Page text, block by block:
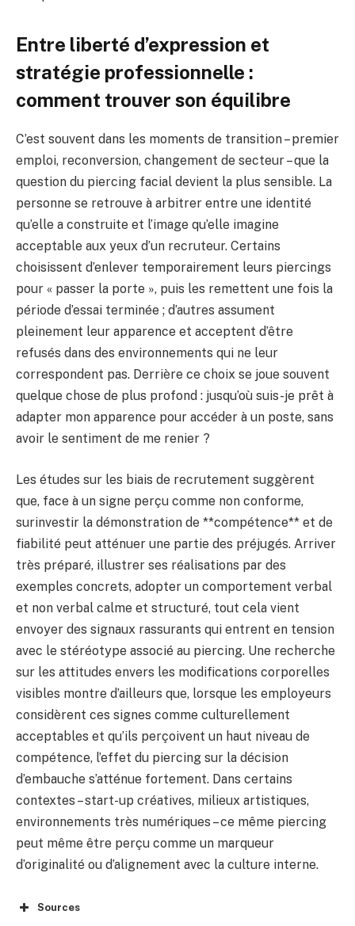
Entre liberté d’expression et
stratégie professionnelle :
comment trouver son équilibre
C’est souvent dans les moments de transition – premier
emploi, reconversion, changement de secteur – que la
question du piercing facial devient la plus sensible. La
personne se retrouve à arbitrer entre une identité
qu’elle a construite et l’image qu’elle imagine
acceptable aux yeux d’un recruteur. Certains
choisissent d’enlever temporairement leurs piercings
pour « passer la porte », puis les remettent une fois la
période d’essai terminée ; d’autres assument
pleinement leur apparence et acceptent d’être
refusés dans des environnements qui ne leur
correspondent pas. Derrière ce choix se joue souvent
quelque chose de plus profond : jusqu’où suis-je prêt à
adapter mon apparence pour accéder à un poste, sans
avoir le sentiment de me renier ?
Les études sur les biais de recrutement suggèrent
que, face à un signe perçu comme non conforme,
surinvestir la démonstration de **compétence** et de
fiabilité peut atténuer une partie des préjugés. Arriver
très préparé, illustrer ses réalisations par des
exemples concrets, adopter un comportement verbal
et non verbal calme et structuré, tout cela vient
envoyer des signaux rassurants qui entrent en tension
avec le stéréotype associé au piercing. Une recherche
sur les attitudes envers les modifications corporelles
visibles montre d’ailleurs que, lorsque les employeurs
considèrent ces signes comme culturellement
acceptables et qu’ils perçoivent un haut niveau de
compétence, l’effet du piercing sur la décision
d’embauche s’atténue fortement. Dans certains
contextes – start-up créatives, milieux artistiques,
environnements très numériques – ce même piercing
peut même être perçu comme un marqueur
d’originalité ou d’alignement avec la culture interne.
Sources